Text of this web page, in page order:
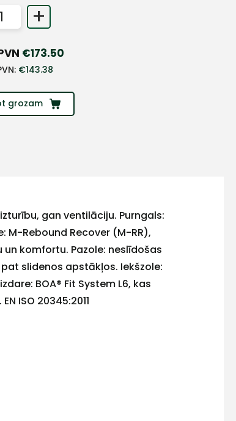
+
€173.50
€143.38
grozam
gan ventilāciju. Purngals:
Rebound Recover (M-RR),
komfortu. Pazole: neslīdošas
slidenos apstākļos. Iekšzole:
BOA® Fit System L6, kas
ISO 20345:2011